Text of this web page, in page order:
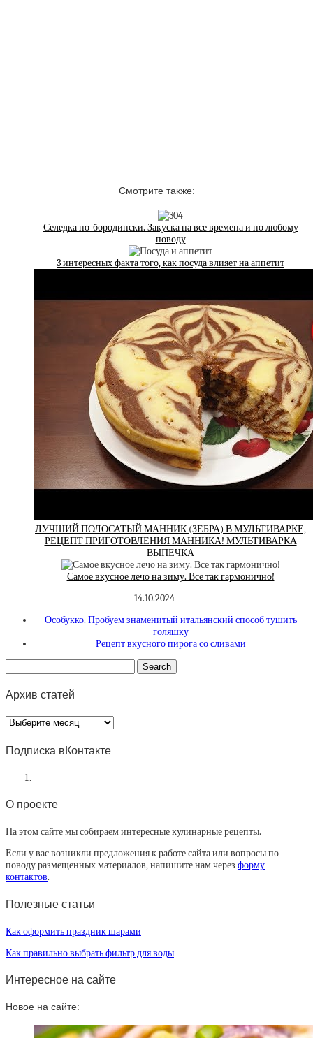
Смотрите также:
Селедка по-бородински. Закуска на все времена и по любому
поводу
3 интересных факта того, как посуда влияет на аппетит
ЛУЧШИЙ ПОЛОСАТЫЙ МАННИК (ЗЕБРА) В МУЛЬТИВАРКЕ,
РЕЦЕПТ ПРИГОТОВЛЕНИЯ МАННИКА! МУЛЬТИВАРКА
ВЫПЕЧКА
Самое вкусное лечо на зиму. Все так гармонично!
14.10.2024
Особукко. Пробуем знаменитый итальянский способ тушить
голяшку
Рецепт вкусного пирога со сливами
Архив статей
Архив
статей
Подписка вКонтакте
О проекте
На этом сайте мы собираем интересные кулинарные рецепты.
Если у вас возникли предложения к работе сайта или вопросы по
поводу размещенных материалов, напишите нам через форму
контактов.
Полезные статьи
Как оформить праздник шарами
Как правильно выбрать фильтр для воды
Интересное на сайте
Новое на сайте: